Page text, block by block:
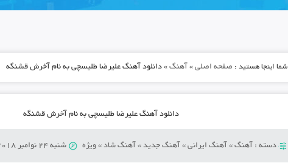
شما اینجا هستید : صفحه اصلی» آهنگ» دانلود آهنگ علیرضا طلیسچی به نام آخرش قشنگه
دانلود آهنگ علیرضا طلیسچی به نام آخرش قشنگه
دسته : آهنگ» آهنگ ایرانی» آهنگ جدید» آهنگ شاد» ویژه شنبه 24 نوامبر 2018